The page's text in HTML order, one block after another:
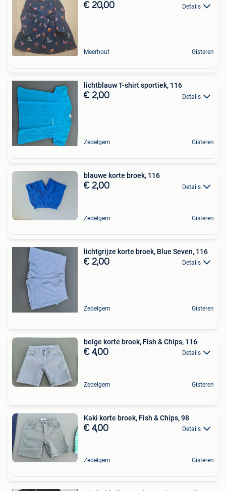
€ 20,00 Details
Meerhout Gisteren
lichtblauw T-shirt sportiek, 116
€ 2,00 Details
Zedelgem Gisteren
blauwe korte broek, 116
€ 2,00 Details
Zedelgem Gisteren
lichtgrijze korte broek, Blue Seven, 116
€ 2,00 Details
Zedelgem Gisteren
beige korte broek, Fish & Chips, 116
€ 4,00 Details
Zedelgem Gisteren
Kaki korte broek, Fish & Chips, 98
€ 4,00 Details
Zedelgem Gisteren